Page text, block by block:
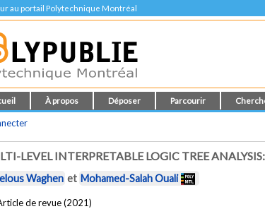
au portail Polytechnique Montréal
À propos Déposer Parcourir
LEVEL INTERPRETABLE LOGIC TREE
Waghen et Mohamed-Salah Ouali
de revue (2021)